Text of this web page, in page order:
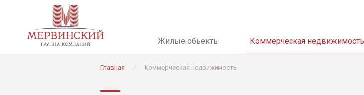
Жилые обьекты Коммерческая недвижимость
Главная / Коммерческая недвижимость